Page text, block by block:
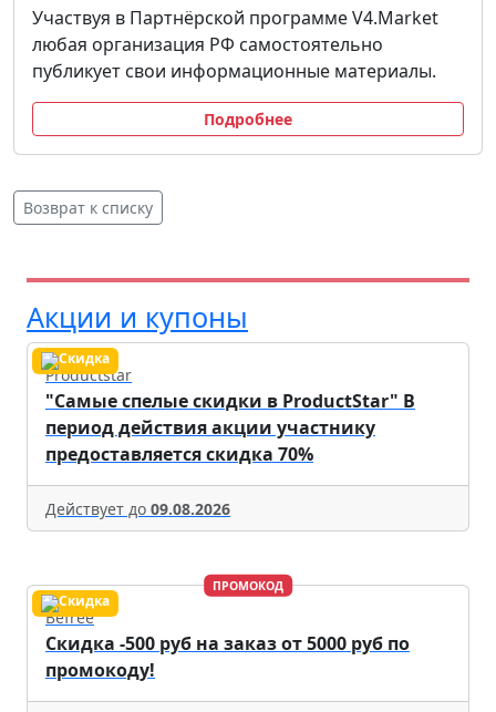
Участвуя в Партнёрской программе V4.Market
любая организация РФ самостоятельно
публикует свои информационные материалы.
Подробнее
Возврат к списку
Акции и купоны
Productstar
"Самые спелые скидки в ProductStar" В
период действия акции участнику
предоставляется скидка 70%
Действует до 09.08.2026
ПРОМОКОД
Befree
Скидка -500 руб на заказ от 5000 руб по
промокоду!